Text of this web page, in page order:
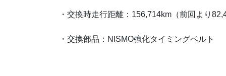
・交換時走行距離：156,714km（前回より
・交換部品：NISMO強化タイミングベルト